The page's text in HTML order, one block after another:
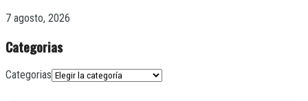
7 agosto, 2026
Categorias
Categorias